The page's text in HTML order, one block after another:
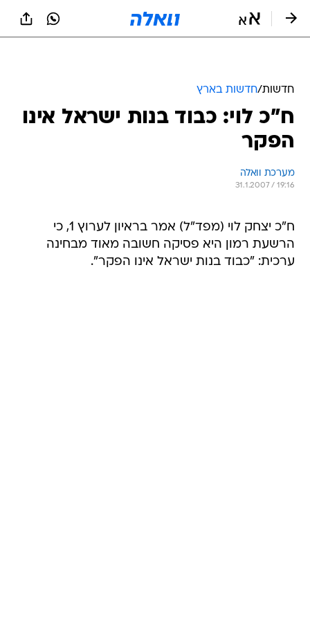
חדשות/חדשות בארץ
ח"כ לוי: כבוד בנות ישראל אינו
הפקר
מערכת וואלה
31.1.2007 / 19:16
ח"כ יצחק לוי (מפד"ל) אמר בראיון לערוץ 1, כי
הרשעת רמון היא פסיקה חשובה מאוד מבחינה
ערכית: "כבוד בנות ישראל אינו הפקר".